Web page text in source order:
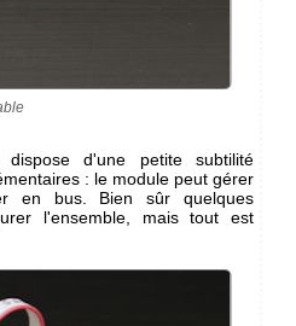
dispose d'une petite subtilité
: le module peut gérer
en bus. Bien sûr quelques
l'ensemble, mais tout est